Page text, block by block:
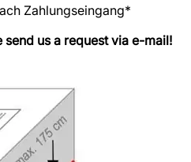
Zahlungseingang*
us a request via e-mail!